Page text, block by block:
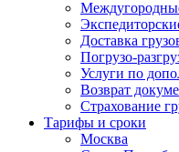
Доставка
Погрузо-
Услуги по
Возврат
Страхование
Тарифы и сроки
Москва